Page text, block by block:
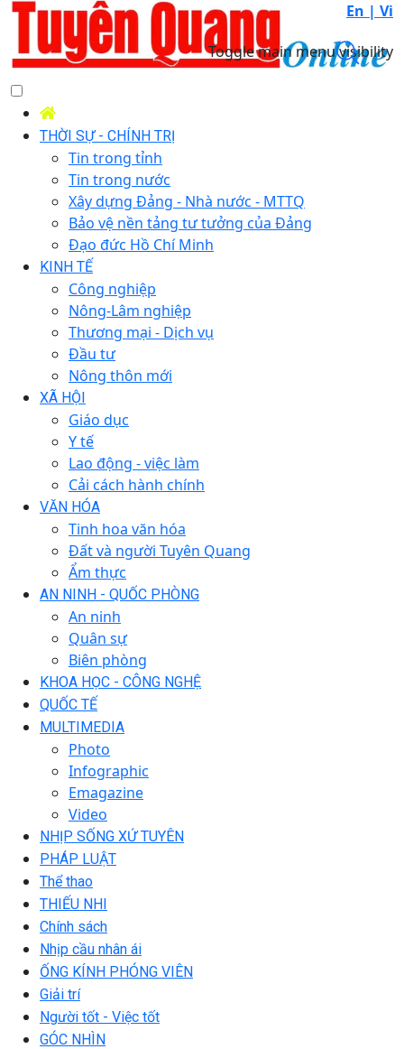
En | Vi
Toggle main menu visibility
THỜI SỰ - CHÍNH TRỊ
Tin trong tỉnh
Tin trong nước
Xây dựng Đảng - Nhà nước - MTTQ
Bảo vệ nền tảng tư tưởng của Đảng
Đạo đức Hồ Chí Minh
KINH TẾ
Công nghiệp
Nông-Lâm nghiệp
Thương mại - Dịch vụ
Đầu tư
Nông thôn mới
XÃ HỘI
Giáo dục
Y tế
Lao động - việc làm
Cải cách hành chính
VĂN HÓA
Tinh hoa văn hóa
Đất và người Tuyên Quang
Ẩm thực
AN NINH - QUỐC PHÒNG
An ninh
Quân sự
Biên phòng
KHOA HỌC - CÔNG NGHỆ
QUỐC TẾ
MULTIMEDIA
Photo
Infographic
Emagazine
Video
NHỊP SỐNG XỨ TUYÊN
PHÁP LUẬT
Thể thao
THIẾU NHI
Chính sách
Nhịp cầu nhân ái
ỐNG KÍNH PHÓNG VIÊN
Giải trí
Người tốt - Việc tốt
GÓC NHÌN